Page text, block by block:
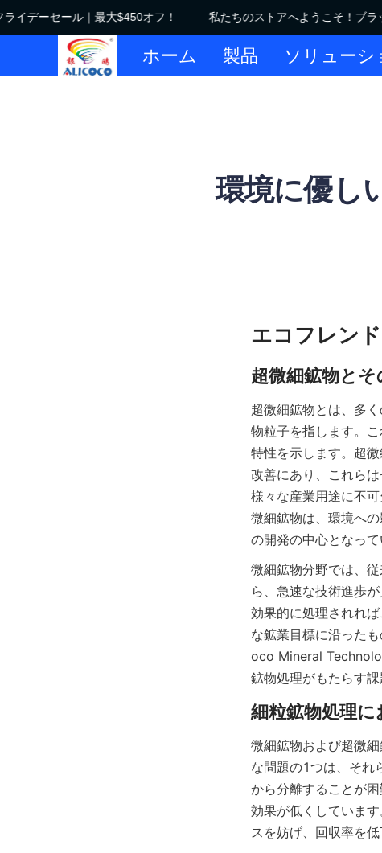
デーセール｜最大$450オフ！ 私たちのストアへようこそ！ブラ
ホーム 製品 ソリューシ
環境に優し
超微細鉱物とは、多
物粒子を指します。
特性を示します。超
改善にあり、これら
様々な産業用途に不
微細鉱物は、環境へ
の開発の中心となって
微細鉱物分野では、
ら、急速な技術進歩
効果的に処理されれ
な鉱業目標に沿った
oco Mineral
鉱物処理がもたらす
微細鉱物および超微
な問題の1つは、それ
から分離することが
効果が低くしていま
スを妨げ、回収率を